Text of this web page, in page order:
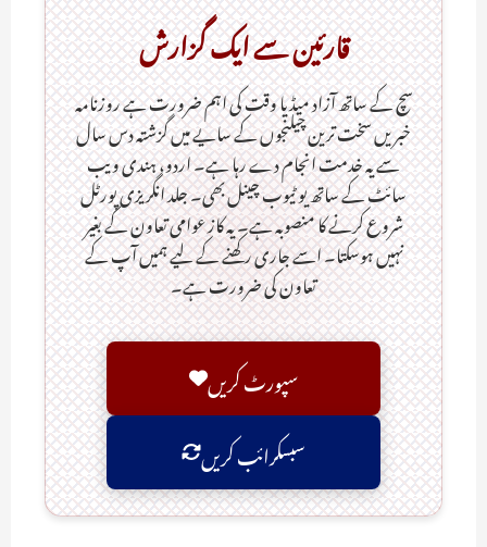
قارئین سے ایک گزارش
سچ کے ساتھ آزاد میڈیا وقت کی اہم ضرورت ہےـ روزنامہ
خبریں سخت ترین چیلنجوں کے سایے میں گزشتہ دس سال
سے یہ خدمت انجام دے رہا ہے۔ اردو، ہندی ویب
سائٹ کے ساتھ یو ٹیوب چینل بھی۔ جلد انگریزی پورٹل
شروع کرنے کا منصوبہ ہے۔ یہ کاز عوامی تعاون کے بغیر
نہیں ہوسکتا۔ اسے جاری رکھنے کے لیے ہمیں آپ کے
تعاون کی ضرورت ہے۔
سپورٹ کریں
سبسکرائب کریں